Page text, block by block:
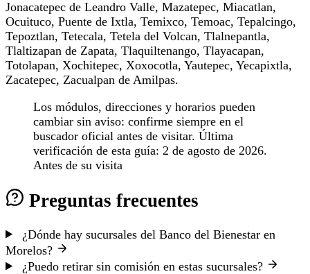
Jonacatepec de Leandro Valle, Mazatepec, Miacatlan,
Ocuituco, Puente de Ixtla, Temixco, Temoac, Tepalcingo,
Tepoztlan, Tetecala, Tetela del Volcan, Tlalnepantla,
Tlaltizapan de Zapata, Tlaquiltenango, Tlayacapan,
Totolapan, Xochitepec, Xoxocotla, Yautepec, Yecapixtla,
Zacatepec, Zacualpan de Amilpas.
Los módulos, direcciones y horarios pueden
cambiar sin aviso: confirme siempre en el
buscador oficial antes de visitar. Última
verificación de esta guía: 2 de agosto de 2026.
Antes de su visita
Preguntas frecuentes
¿Dónde hay sucursales del Banco del Bienestar en
Morelos?
¿Puedo retirar sin comisión en estas sucursales?